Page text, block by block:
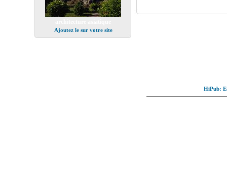
Ajoutez le sur votre site
HiPub: